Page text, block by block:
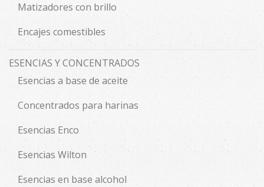
Matizadores con brillo
Encajes comestibles
ESENCIAS Y CONCENTRADOS
Esencias a base de aceite
Concentrados para harinas
Esencias Enco
Esencias Wilton
Esencias en base alcohol